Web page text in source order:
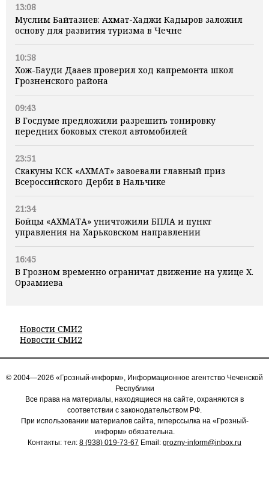
13:08
Муслим Байтазиев: Ахмат-Хаджи Кадыров заложил
основу для развития туризма в Чечне
10:58
Хож-Бауди Дааев проверил ход капремонта школ
Грозненского района
09:43
В Госдуме предложили разрешить тонировку
передних боковых стекол автомобилей
23:51
Скакуны КСК «АХМАТ» завоевали главный приз
Всероссийского Дерби в Нальчике
21:34
Бойцы «АХМАТА» уничтожили БПЛА и пункт
управления на Харьковском направлении
16:45
В Грозном временно ограничат движение на улице Х.
Орзамиева
Новости СМИ2
Новости СМИ2
© 2004—2026 «Грозный-информ», Информационное агентство Чеченской
Республики
Все права на материалы, находящиеся на сайте, охраняются в
соответствии с законодательством РФ.
При использовании материалов сайта, гиперссылка на «Грозный-
информ» обязательна.
Контакты: тел: 8 (938) 019-73-67 Email: grozny-inform@inbox.ru